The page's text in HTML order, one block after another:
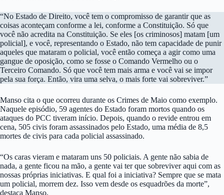
“No Estado de Direito, você tem o compromisso de garantir que as
coisas aconteçam conforme a lei, conforme a Constituição. Só que
você não acredita na Constituição. Se eles [os criminosos] matam [um
policial], e você, representando o Estado, não tem capacidade de punir
aqueles que mataram o policial, você então começa a agir como uma
gangue de oposição, como se fosse o Comando Vermelho ou o
Terceiro Comando. Só que você tem mais arma e você vai se impor
pela sua força. Então, vira uma selva, o mais forte vai sobreviver.”
Manso cita o que ocorreu durante os Crimes de Maio como exemplo.
Naquele episódio, 59 agentes do Estado foram mortos quando os
ataques do PCC tiveram início. Depois, quando o revide entrou em
cena, 505 civis foram assassinados pelo Estado, uma média de 8,5
mortes de civis para cada policial assassinado.
“Os caras vieram e mataram uns 50 policiais. A gente não sabia de
nada, a gente ficou na mão, a gente vai ter que sobreviver aqui com as
nossas próprias iniciativas. E qual foi a iniciativa? Sempre que se mata
um policial, morrem dez. Isso vem desde os esquadrões da morte”,
destaca Manso.